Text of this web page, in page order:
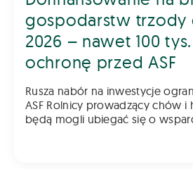
gospodarstw trzody
2026 – nawet 100 tys.
ochronę przed ASF
Rusza nabór na inwestycje
ASF Rolnicy prowadzący chów i hodowlę świń
będą mogli ubiegać się o
gospodarstwa. Pomoc ma na